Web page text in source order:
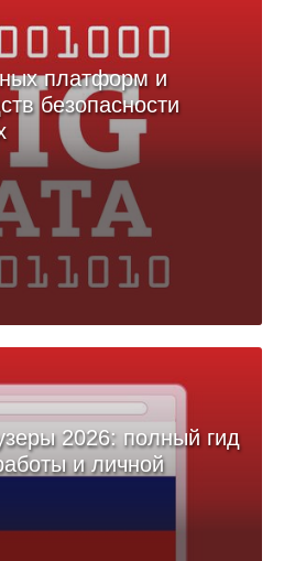
платформ и
безопасности
2026: полный гид
и личной